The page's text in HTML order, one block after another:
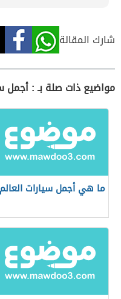
شارك المقالة
مواضيع ذات صلة بـ : أجمل
ما هي أجمل سيارات العالم